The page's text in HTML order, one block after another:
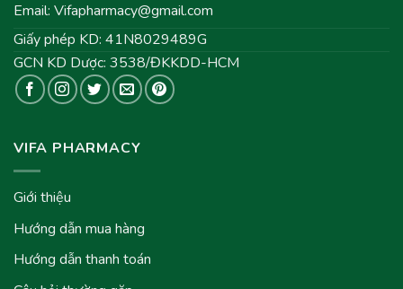
Email: Vifapharmacy@gmail.com
Giấy phép KD: 41N8029489G
GCN KD Dược: 3538/ĐKKDD-HCM
VIFA PHARMACY
Giới thiệu
Hướng dẫn mua hàng
Hướng dẫn thanh toán